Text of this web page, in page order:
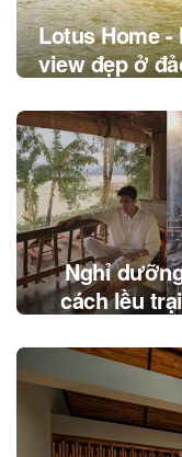
Lotus Home
view đẹp ở
Nghỉ
cách lều